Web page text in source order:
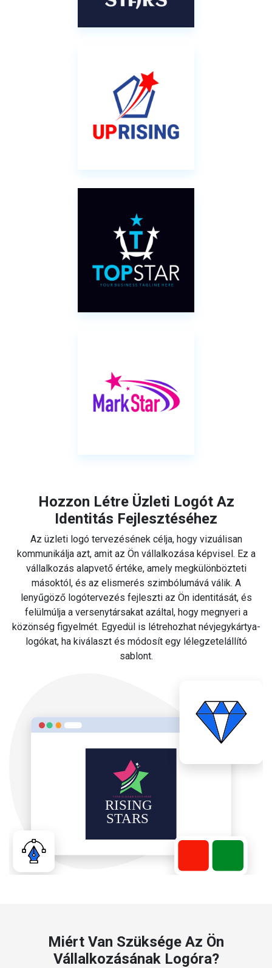
Hozzon Létre Üzleti Logót Az
Identitás Fejlesztéséhez
Az üzleti logó tervezésének célja, hogy vizuálisan
kommunikálja azt, amit az Ön vállalkozása képvisel. Ez a
vállalkozás alapvető értéke, amely megkülönbözteti
másoktól, és az elismerés szimbólumává válik. A
lenyűgöző logótervezés fejleszti az Ön identitását, és
felülmúlja a versenytársakat azáltal, hogy megnyeri a
közönség figyelmét. Egyedül is létrehozhat névjegykártya-
logókat, ha kiválaszt és módosít egy lélegzetelállító
sablont.
Miért Van Szüksége Az Ön
Vállalkozásának Logóra?